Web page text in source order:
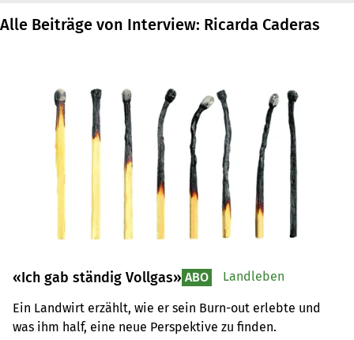
Alle Beiträge von Interview: Ricarda Caderas
«Ich gab ständig Vollgas»
Ein Landwirt erzählt, wie er sein Burn-out erlebte und
was ihm half, eine neue Perspektive zu finden.
ABO Landleben